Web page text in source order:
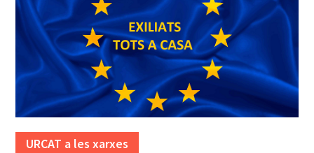
URCAT a les xarxes